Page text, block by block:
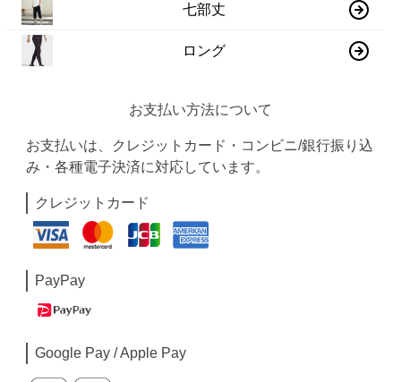
七部丈
ロング
お支払い方法について
お支払いは、クレジットカード・コンビニ/銀行振り込
み・各種電子決済に対応しています。
クレジットカード
PayPay
Google Pay / Apple Pay